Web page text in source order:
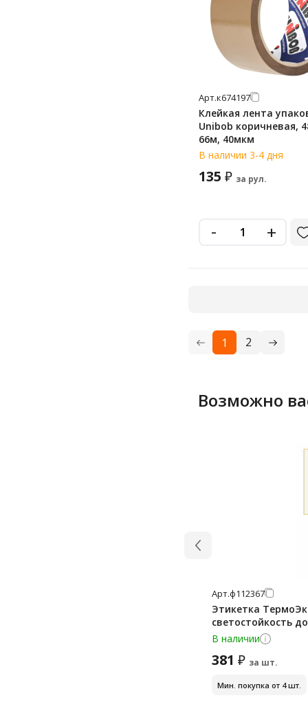
Арт.к674197
Клейкая лента
Unibob коричневая,
66м, 40мкм
В наличии 3-4 дня
135 ₽ за рул.
- +
1 2
Возможно
Арт.ф112367
Этикетка
светостойкость
В наличии
381 ₽ за шт.
Мин. покупка от 4 шт.